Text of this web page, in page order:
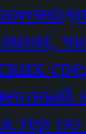
по